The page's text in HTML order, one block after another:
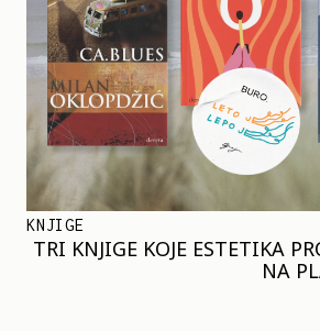
KNJIGE
TRI KNJIGE KOJE ESTETIKA
NA